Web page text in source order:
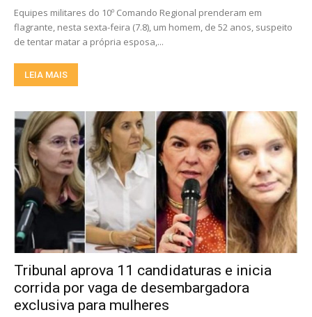
Equipes militares do 10º Comando Regional prenderam em
flagrante, nesta sexta-feira (7.8), um homem, de 52 anos, suspeito
de tentar matar a própria esposa,...
LEIA MAIS
Tribunal aprova 11 candidaturas e inicia
corrida por vaga de desembargadora
exclusiva para mulheres